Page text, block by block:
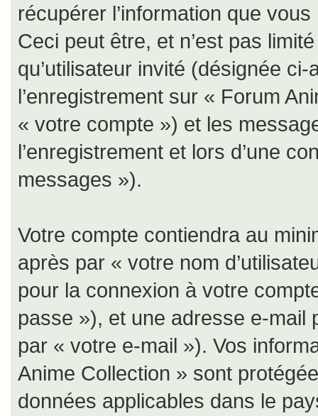
récupérer l’information que
Ceci peut être, et n’est pas
qu’utilisateur invité (désignée
l’enregistrement sur « Forum
« votre compte ») et les
l’enregistrement et lors d’une
messages »).
Votre compte contiendra au
après par « votre nom
pour la connexion à votre
passe »), et une adresse e-mail
par « votre e-mail »). Vos
Anime Collection » sont
données applicables dans le